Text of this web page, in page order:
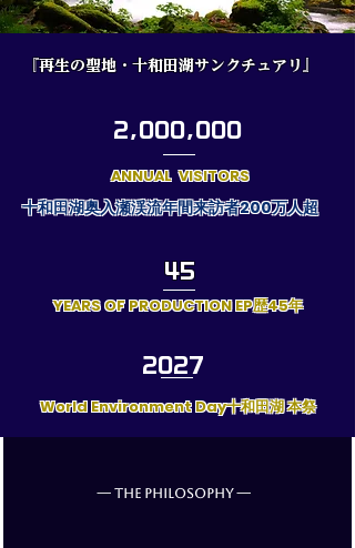
『再生の聖地・十和田湖サンクチュアリ』
2,000,000
ANNUAL VISITORS
​十和田湖奥入瀬渓流年間来訪者200万人超
​45
YEARS OF PRODUCTION EP歴45年
2027
World Environment Day十和田湖 本祭
— THE PHILOSOPHY —